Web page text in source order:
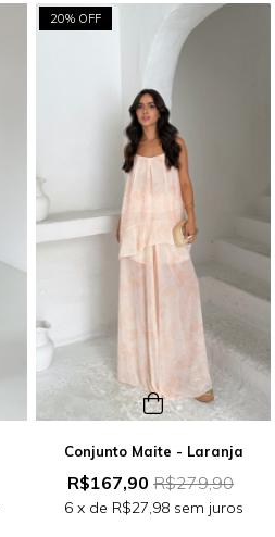
20% OFF
Conjunto Maite - Laranja
R$167,90 R$279,90
6 x de R$27,98 sem juros